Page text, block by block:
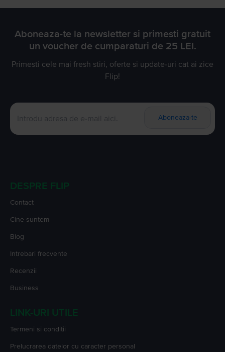
Aboneaza-te la newsletter si primesti gratuit
un voucher de cumparaturi de 25 LEI.
Primesti cele mai fresh stiri, oferte si update-uri cat ai zice
Flip!
Aboneaza-te
DESPRE FLIP
Contact
Cine suntem
Blog
Intrebari frecvente
Recenzii
Business
LINK-URI UTILE
Termeni si conditii
Prelucrarea datelor cu caracter personal